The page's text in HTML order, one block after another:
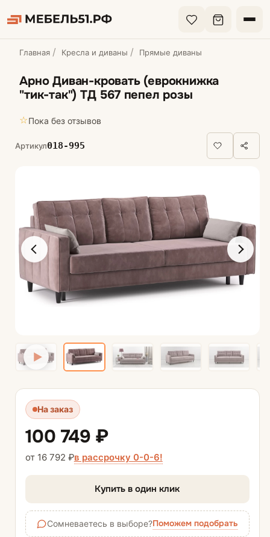
Главная Кресла и диваны Прямые диваны
Арно Диван-кровать (еврокнижка
"тик-так") ТД 567 пепел розы
☆Пока без отзывов
Артикул018-995
На заказ
100 749 ₽
от 16 792 ₽в рассрочку 0-0-6!
Купить в один клик
Сомневаетесь в выборе?Поможем подобрать